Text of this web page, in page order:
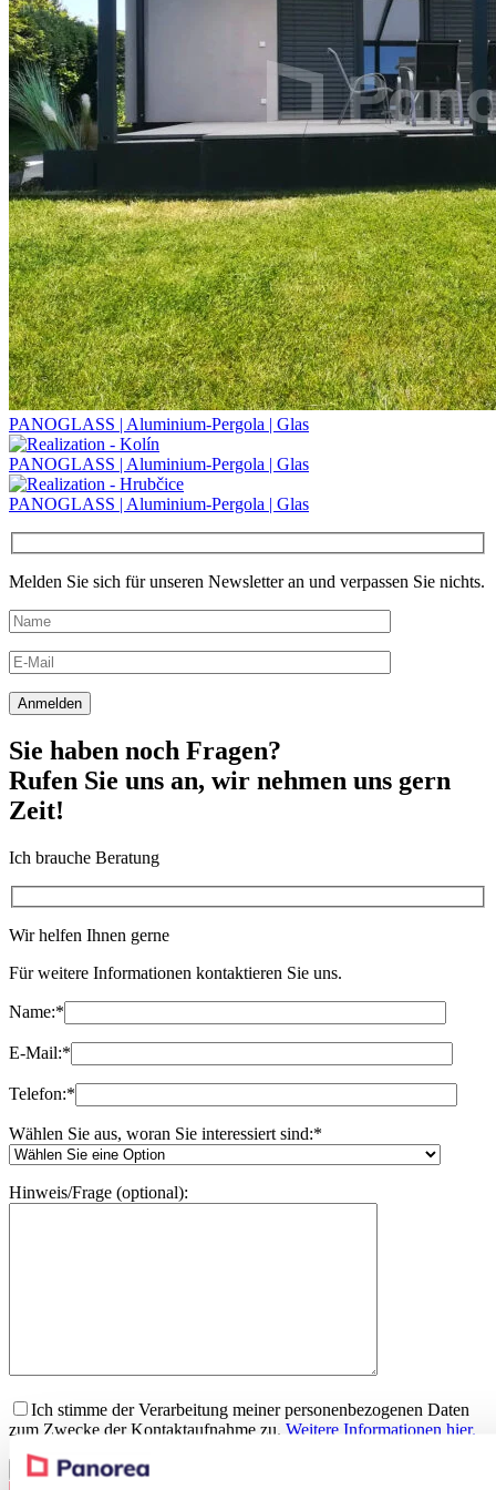
PANOGLASS | Aluminium-Pergola | Glas
PANOGLASS | Aluminium-Pergola | Glas
PANOGLASS | Aluminium-Pergola | Glas
Melden Sie sich für unseren Newsletter an und verpassen Sie nichts.
Sie haben noch Fragen?
Rufen Sie uns an, wir nehmen uns gern
Zeit!
Ich brauche Beratung
Wir helfen Ihnen gerne
Für weitere Informationen kontaktieren Sie uns.
Name:*
E-Mail:*
Telefon:*
Wählen Sie aus, woran Sie interessiert sind:*
Hinweis/Frage (optional):
Ich stimme der Verarbeitung meiner personenbezogenen Daten
zum Zwecke der Kontaktaufnahme zu. Weitere Informationen hier.